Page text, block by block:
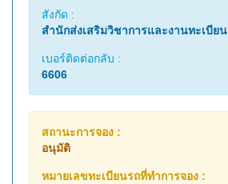
สังกัด :
สำนักส่งเสริมวิชาการและงานทะเบียน
เบอร์ติดต่อกลับ :
6606
สถานะการจอง :
อนุมัติ
หมายเลขทะเบียนรถที่ทำการจอง :